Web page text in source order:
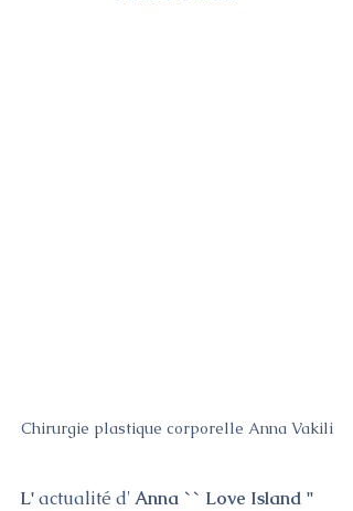
Chirurgie plastique corporelle Anna Vakili
L' actualité d' Anna `` Love Island ''